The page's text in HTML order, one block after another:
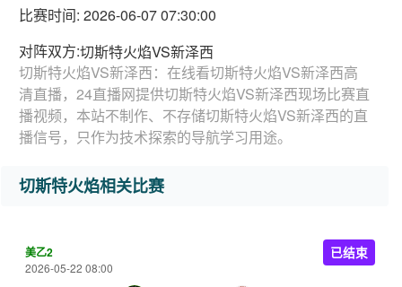
比赛时间: 2026-06-07 07:30:00
对阵双方:切斯特火焰VS新泽西
切斯特火焰VS新泽西：在线看切斯特火焰VS新泽西高
清直播，24直播网提供切斯特火焰VS新泽西现场比赛直
播视频，本站不制作、不存储切斯特火焰VS新泽西的直
播信号，只作为技术探索的导航学习用途。
切斯特火焰相关比赛
美乙2
2026-05-22 08:00
已结束